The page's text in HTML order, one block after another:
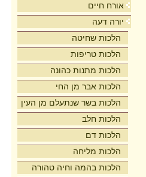
אורח חיים
יורה דעה
הלכות שחיטה
הלכות טריפות
הלכות מתנות כהונה
הלכות אבר מן החי
הלכות בשר שנתעלם מן העין
הלכות חלב
הלכות דם
הלכות מליחה
הלכות בהמה וחיה טהורה